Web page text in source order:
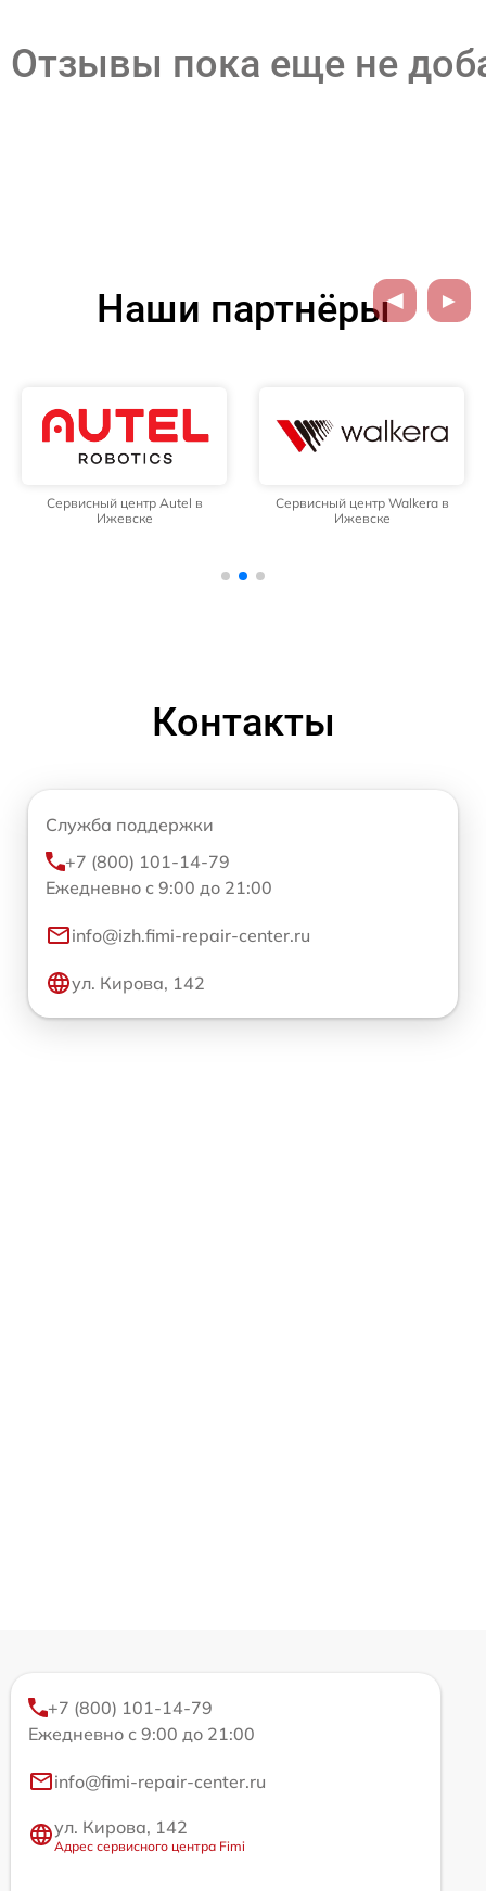
Отзывы пока еще не
Наши партнёры
Сервисный центр Autel в
Ижевске
Сервисный центр Walkera в
Ижевске
Контакты
Служба поддержки
+7 (800) 101-14-79
Ежедневно с 9:00 до 21:00
info@izh.fimi-repair-center.ru
ул. Кирова, 142
+7 (800) 101-14-79
Ежедневно с 9:00 до 21:00
info@fimi-repair-center.ru
ул. Кирова, 142
Адрес сервисного центра Fimi